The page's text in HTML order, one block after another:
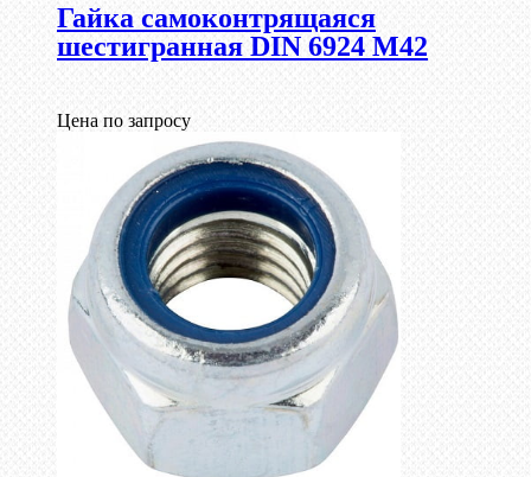
Гайка самоконтрящаяся
шестигранная DIN 6924 М42
Цена по запросу